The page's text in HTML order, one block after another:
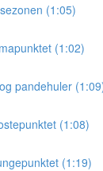
(1:05)
(1:02)
pandehuler
(1:08)
(1:19)